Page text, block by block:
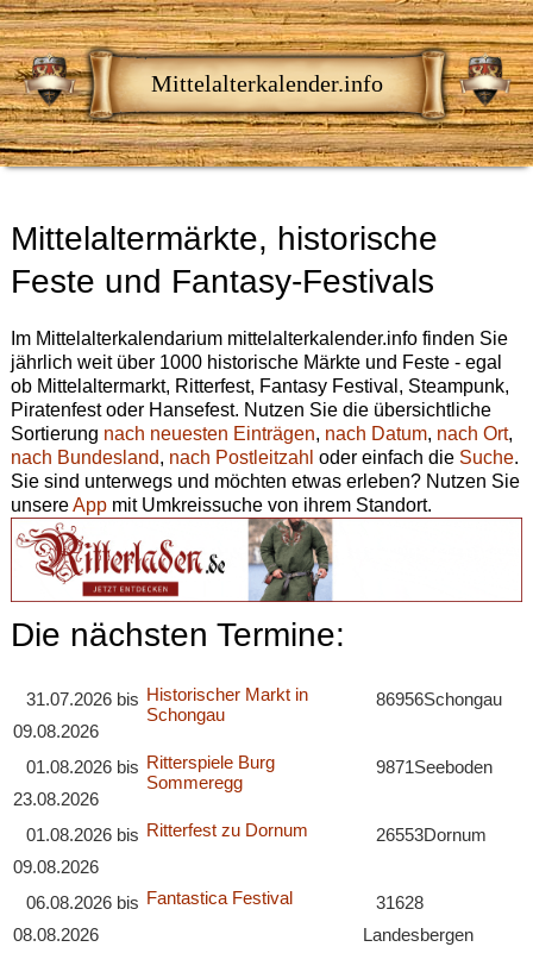
Mittelalterkalender.info
Mittelaltermärkte, historische
Feste und Fantasy-Festivals
Im Mittelalterkalendarium mittelalterkalender.info finden Sie
jährlich weit über 1000 historische Märkte und Feste - egal
ob Mittelaltermarkt, Ritterfest, Fantasy Festival, Steampunk,
Piratenfest oder Hansefest. Nutzen Sie die übersichtliche
Sortierung nach neuesten Einträgen, nach Datum, nach Ort,
nach Bundesland, nach Postleitzahl oder einfach die Suche.
Sie sind unterwegs und möchten etwas erleben? Nutzen Sie
unsereAppmit Umkreissuche von ihrem Standort.
Die nächsten Termine:
31.07.2026 bis
09.08.2026
Historischer Markt in
Schongau
86956Schongau
01.08.2026 bis
23.08.2026
Ritterspiele Burg
Sommeregg
9871Seeboden
01.08.2026 bis
09.08.2026
Ritterfest zu Dornum 26553Dornum
06.08.2026 bis
08.08.2026
Fantastica Festival
31628
Landesbergen